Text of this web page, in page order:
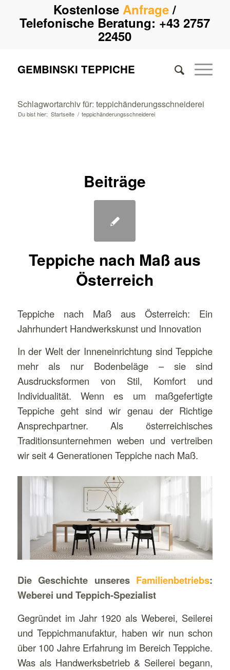
KostenloseAnfrage/
Telefonische Beratung:+43 2757
22450
GEMBINSKI TEPPICHE
Schlagwortarchiv für: teppichänderungsschneiderei
Du bist hier: Startseite / teppichänderungsschneiderei
Beiträge
Teppiche nach Maß aus
Österreich
Teppiche nach Maß aus Österreich: Ein
Jahrhundert Handwerkskunst und Innovation
In der Welt der Inneneinrichtung sind Teppiche
mehr als nur Bodenbeläge – sie sind
Ausdrucksformen von Stil, Komfort und
Individualität. Wenn es um maßgefertigte
Teppiche geht sind wir genau der Richtige
Ansprechpartner. Als österreichisches
Traditionsunternehmen weben und vertreiben
wir seit 4 Generationen Teppiche nach Maß.
Die Geschichte unseres Familienbetriebs:
Weberei und Teppich-Spezialist
Gegründet im Jahr 1920 als Weberei, Seilerei
und Teppichmanufaktur, haben wir nun schon
über 100 Jahre Erfahrung im Bereich Teppiche.
Was als Handwerksbetrieb & Seilerei begann,